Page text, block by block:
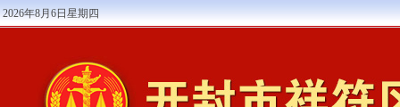
2026年8月6日星期四